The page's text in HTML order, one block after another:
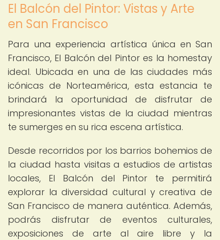
El Balcón del Pintor: Vistas y Arte
en San Francisco
Para una experiencia artística única en San
Francisco, El Balcón del Pintor es la homestay
ideal. Ubicada en una de las ciudades más
icónicas de Norteamérica, esta estancia te
brindará la oportunidad de disfrutar de
impresionantes vistas de la ciudad mientras
te sumerges en su rica escena artística.
Desde recorridos por los barrios bohemios de
la ciudad hasta visitas a estudios de artistas
locales, El Balcón del Pintor te permitirá
explorar la diversidad cultural y creativa de
San Francisco de manera auténtica. Además,
podrás disfrutar de eventos culturales,
exposiciones de arte al aire libre y la